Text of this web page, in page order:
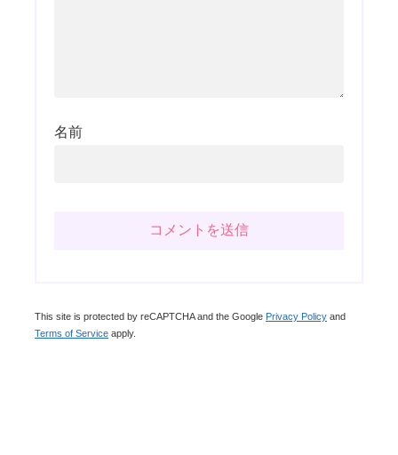
名前
This site is protected by reCAPTCHA and the Google Privacy Policy and
Terms of Service apply.